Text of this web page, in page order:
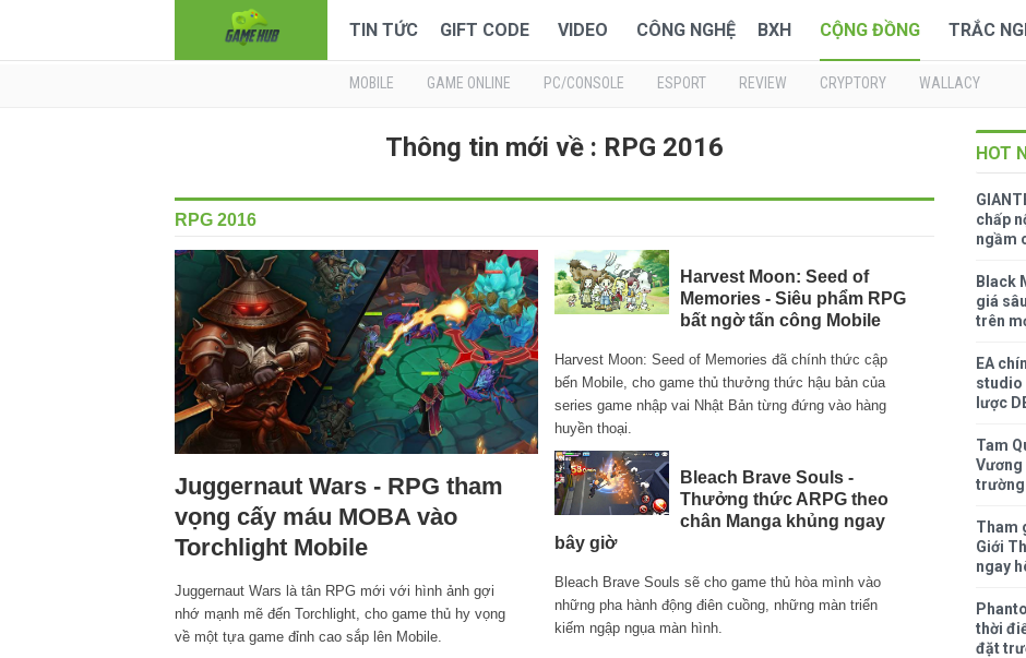
TIN TỨC GIFT CODE VIDEO CÔNG NGHỆ BXH CỘNG ĐỒNG TRẮC
MOBILE GAME ONLINE PC/CONSOLE ESPORT REVIEW CRYPTORY WALLACY
Thông tin mới về : RPG 2016
RPG 2016
Juggernaut Wars - RPG tham
vọng cấy máu MOBA vào
Torchlight Mobile
Juggernaut Wars là tân RPG mới với hình ảnh gợi
nhớ mạnh mẽ đến Torchlight, cho game thủ hy vọng
về một tựa game đỉnh cao sắp lên Mobile.
Harvest Moon: Seed of
Memories - Siêu phẩm RPG
bất ngờ tấn công Mobile
Harvest Moon: Seed of Memories đã chính thức cập
bến Mobile, cho game thủ thưởng thức hậu bản của
series game nhập vai Nhật Bản từng đứng vào hàng
huyền thoại.
Bleach Brave Souls -
Thưởng thức ARPG theo
chân Manga khủng ngay
bây giờ
Bleach Brave Souls sẽ cho game thủ hòa mình vào
những pha hành động điên cuồng, những màn triển
kiếm ngập ngụa màn hình.
HOT
chấp
ngầm
Black
giá
trên
EA
studio
lược
Tam
Vương
trường
Tham
Giới
ngay
thời
đặt